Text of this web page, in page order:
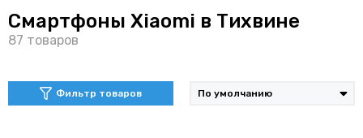
Смартфоны Xiaomi в Тихвине
Фильтр товаров